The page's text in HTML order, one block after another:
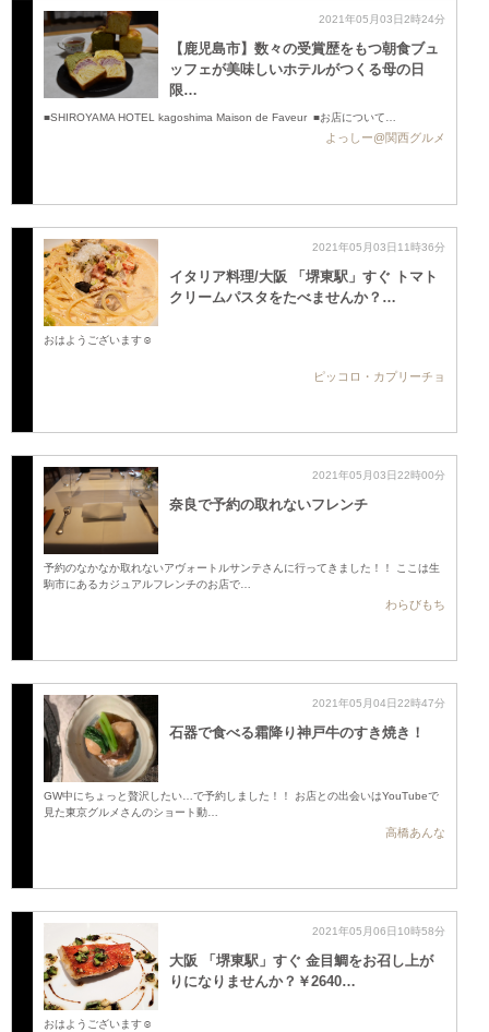
2021年05月03日2時24分
【鹿児島市】数々の受賞歴をもつ朝食ブュ
ッフェが美味しいホテルがつくる母の日
限…
■SHIROYAMA HOTEL kagoshima Maison de Faveur ■お店について …
よっしー@関西グルメ
2021年05月03日11時36分
イタリア料理/大阪 「堺東駅」すぐ トマト
クリームパスタをたべませんか？…
おはようございます☺️
ピッコロ・カプリーチョ
2021年05月03日22時00分
奈良で予約の取れないフレンチ
予約のなかなか取れないアヴォートルサンテさんに行ってきました！！ ここは生
駒市にあるカジュアルフレンチのお店で…
わらびもち
2021年05月04日22時47分
石器で食べる霜降り神戸牛のすき焼き！
GW中にちょっと贅沢したい…で予約しました！！ お店との出会いはYouTubeで
見た東京グルメさんのショート動…
高橋あんな
2021年05月06日10時58分
大阪 「堺東駅」すぐ 金目鯛をお召し上が
りになりませんか？￥2640…
おはようございます☺️